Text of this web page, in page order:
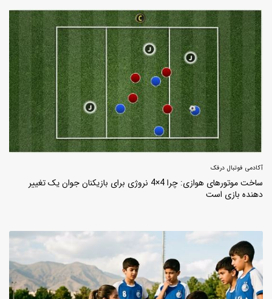
آکادمی فوتبال درفک
ساخت موتورهای هوازی: چرا 4×4 نروژی برای بازیکنان جوان یک تغییر
دهنده بازی است